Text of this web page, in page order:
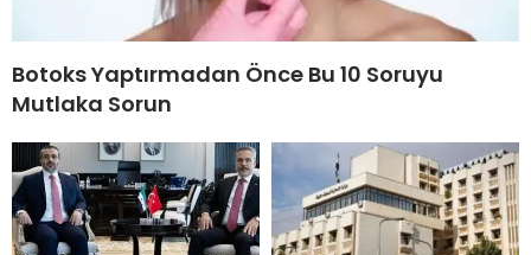
Botoks Yaptırmadan Önce Bu 10 Soruyu
Mutlaka Sorun